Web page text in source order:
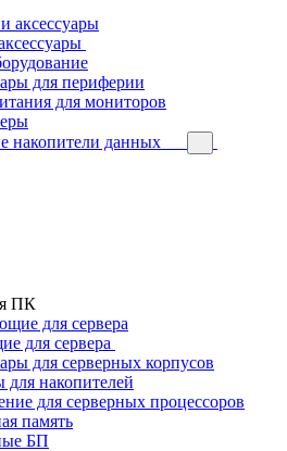
для периферии
для мониторов
накопители данных
ПК
для сервера
для серверных корпусов
для накопителей
для серверных процессоров
память
БП